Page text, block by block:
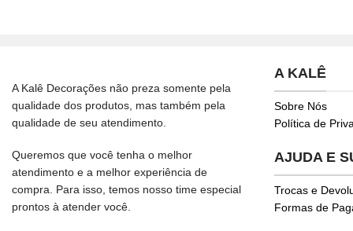
A Kalê Decorações não preza somente pela
qualidade dos produtos, mas também pela
qualidade de seu atendimento.
Queremos que você tenha o melhor
atendimento e a melhor experiência de
compra. Para isso, temos nosso time especial
prontos à atender você.
A KALÊ
Sobre Nós
Política de
AJUDA E
Trocas e
Formas de